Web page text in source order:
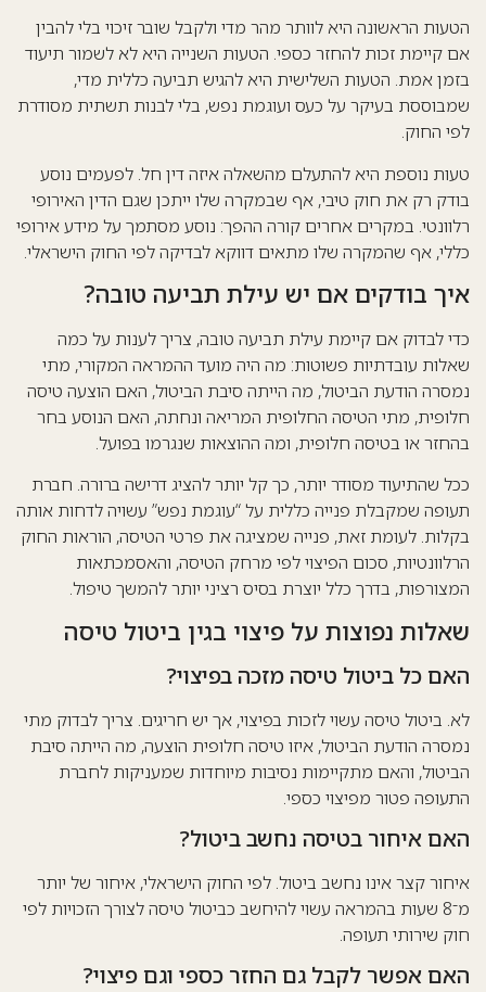
הטעות הראשונה היא לוותר מהר מדי ולקבל שובר זיכוי בלי להבין
אם קיימת זכות להחזר כספי. הטעות השנייה היא לא לשמור תיעוד
בזמן אמת. הטעות השלישית היא להגיש תביעה כללית מדי,
שמבוססת בעיקר על כעס ועוגמת נפש, בלי לבנות תשתית מסודרת
לפי החוק.
טעות נוספת היא להתעלם מהשאלה איזה דין חל. לפעמים נוסע
בודק רק את חוק טיבי, אף שבמקרה שלו ייתכן שגם הדין האירופי
רלוונטי. במקרים אחרים קורה ההפך: נוסע מסתמך על מידע אירופי
כללי, אף שהמקרה שלו מתאים דווקא לבדיקה לפי החוק הישראלי.
איך בודקים אם יש עילת תביעה טובה?
כדי לבדוק אם קיימת עילת תביעה טובה, צריך לענות על כמה
שאלות עובדתיות פשוטות: מה היה מועד ההמראה המקורי, מתי
נמסרה הודעת הביטול, מה הייתה סיבת הביטול, האם הוצעה טיסה
חלופית, מתי הטיסה החלופית המריאה ונחתה, האם הנוסע בחר
בהחזר או בטיסה חלופית, ומה ההוצאות שנגרמו בפועל.
ככל שהתיעוד מסודר יותר, כך קל יותר להציג דרישה ברורה. חברת
תעופה שמקבלת פנייה כללית על “עוגמת נפש” עשויה לדחות אותה
בקלות. לעומת זאת, פנייה שמציגה את פרטי הטיסה, הוראות החוק
הרלוונטיות, סכום הפיצוי לפי מרחק הטיסה, והאסמכתאות
המצורפות, בדרך כלל יוצרת בסיס רציני יותר להמשך טיפול.
שאלות נפוצות על פיצוי בגין ביטול טיסה
האם כל ביטול טיסה מזכה בפיצוי?
לא. ביטול טיסה עשוי לזכות בפיצוי, אך יש חריגים. צריך לבדוק מתי
נמסרה הודעת הביטול, איזו טיסה חלופית הוצעה, מה הייתה סיבת
הביטול, והאם מתקיימות נסיבות מיוחדות שמעניקות לחברת
התעופה פטור מפיצוי כספי.
האם איחור בטיסה נחשב ביטול?
איחור קצר אינו נחשב ביטול. לפי החוק הישראלי, איחור של יותר
מ־8 שעות בהמראה עשוי להיחשב כביטול טיסה לצורך הזכויות לפי
חוק שירותי תעופה.
האם אפשר לקבל גם החזר כספי וגם פיצוי?